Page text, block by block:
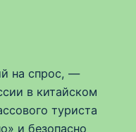
на спрос, —
в китайском
туриста
и безопасно